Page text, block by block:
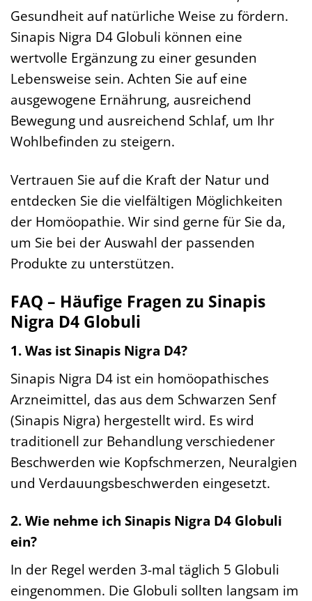
Gesundheit auf natürliche Weise zu fördern.
Sinapis Nigra D4 Globuli können eine
wertvolle Ergänzung zu einer gesunden
Lebensweise sein. Achten Sie auf eine
ausgewogene Ernährung, ausreichend
Bewegung und ausreichend Schlaf, um Ihr
Wohlbefinden zu steigern.
Vertrauen Sie auf die Kraft der Natur und
entdecken Sie die vielfältigen Möglichkeiten
der Homöopathie. Wir sind gerne für Sie da,
um Sie bei der Auswahl der passenden
Produkte zu unterstützen.
FAQ – Häufige Fragen zu Sinapis
Nigra D4 Globuli
1. Was ist Sinapis Nigra D4?
Sinapis Nigra D4 ist ein homöopathisches
Arzneimittel, das aus dem Schwarzen Senf
(Sinapis Nigra) hergestellt wird. Es wird
traditionell zur Behandlung verschiedener
Beschwerden wie Kopfschmerzen, Neuralgien
und Verdauungsbeschwerden eingesetzt.
2. Wie nehme ich Sinapis Nigra D4 Globuli
ein?
In der Regel werden 3-mal täglich 5 Globuli
eingenommen. Die Globuli sollten langsam im